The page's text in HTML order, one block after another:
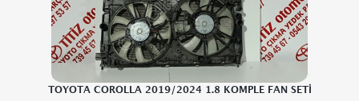
TOYOTA COROLLA 2019/2024 1.8 KOMPLE FAN SETİ